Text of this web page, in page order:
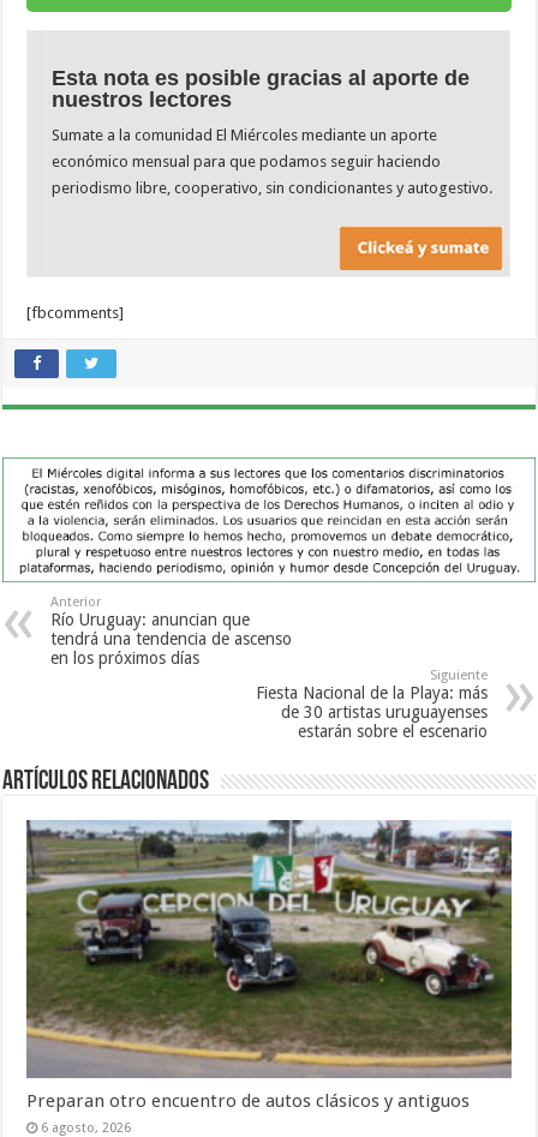
Esta nota es posible gracias al aporte de
nuestros lectores
Sumate a la comunidad El Miércoles mediante un aporte
económico mensual para que podamos seguir haciendo
periodismo libre, cooperativo, sin condicionantes y autogestivo.
[fbcomments]
Anterior
Río Uruguay: anuncian que
tendrá una tendencia de ascenso
en los próximos días
Siguiente
Fiesta Nacional de la Playa: más
de 30 artistas uruguayenses
estarán sobre el escenario
Artículos Relacionados
Preparan otro encuentro de autos clásicos y antiguos
6 agosto, 2026